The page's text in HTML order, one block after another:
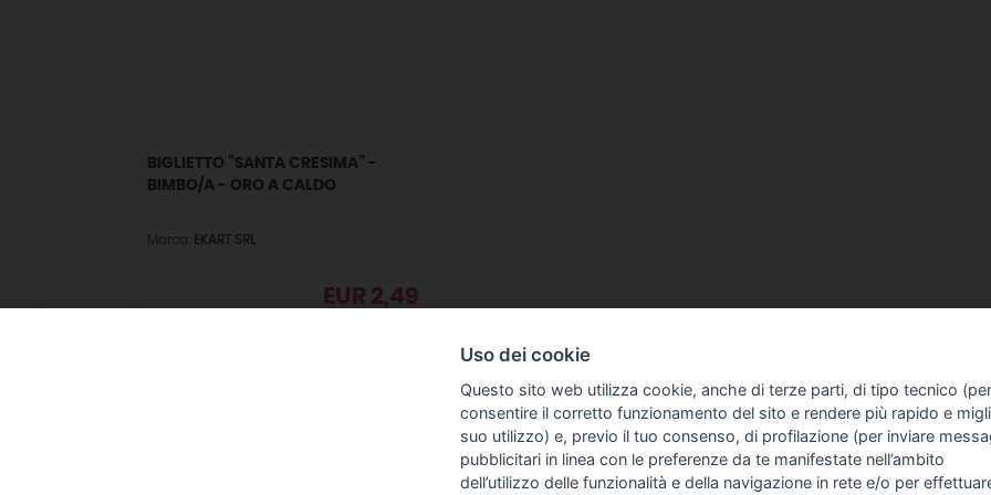
BIGLIETTO ”SANTA CRESIMA” -
BIMBO/A - ORO A CALDO
Marca: EKART SRL
EUR 2,49
INFO SULL'AZIENDA GUIDA AGLI ACQUISTI
Uso dei cookie
Questo sito web utilizza cookie, anche di terze parti, di tipo tecnico (per
consentire il corretto funzionamento del sito e rendere più rapido e
suo utilizzo) e, previo il tuo consenso, di profilazione (per inviare
pubblicitari in linea con le preferenze da te manifestate nell’ambito
dell’utilizzo delle funzionalità e della navigazione in rete e/o per